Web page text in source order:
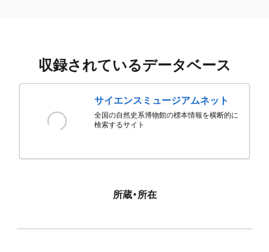
収録されているデータベース
サイエンスミュージアムネット
全国の自然史系博物館の標本情報を横断的に
検索するサイト
所蔵・所在